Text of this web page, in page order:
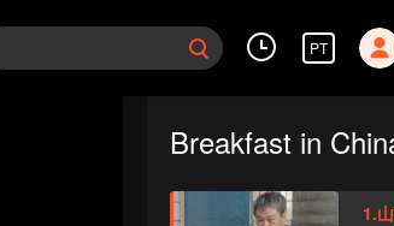
PT
Breakfast in
1.